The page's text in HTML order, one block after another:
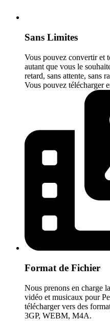
Sans Limites
Vous pouvez convertir et
autant que vous le
retard, sans attente, sans
Vous pouvez télécharger
Format de Fichier
Nous prenons en charge
vidéo et musicaux pour
télécharger vers des
3GP, WEBM, M4A.